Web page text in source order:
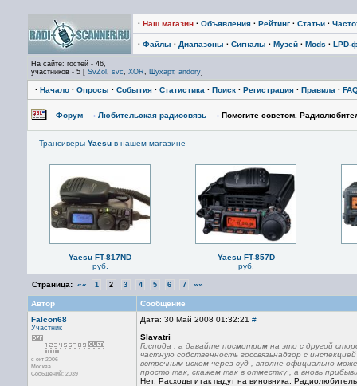
· Наш магазин · Объявления · Рейтинг · Статьи ·
· Файлы · Диапазоны · Сигналы · Музей · Mods · LPD-
На сайте: гостей - 46,
участников - 5 [ SvZol , svc, XOR, Шухарт, andory]
· Начало · Опросы · События · Статистика · Поиск · Регистрация · Правила ·
Форум —› Любительская радиосвязь —› Помогите советом.
Трансиверы Yaesu в нашем магазине
Yaesu FT-817ND
руб.
Yaesu FT-857D
руб.
Страница: «« 1 2 3 4 5 6 7 »»
Автор
Сообщение
Falcon68
Участник
с окт 2006
Москва
Сообщений: 2039
Дата: 30 Май 2008 01:32:21 #
Slavatri
Господа , а давайте посмотрим на это с другой
частную собственность госсвязьнадзор с
встречным иском через суд , вполне официально
просто так, скажем так в отместку , а вновь
Нет. Расходы итак падут на виновника.